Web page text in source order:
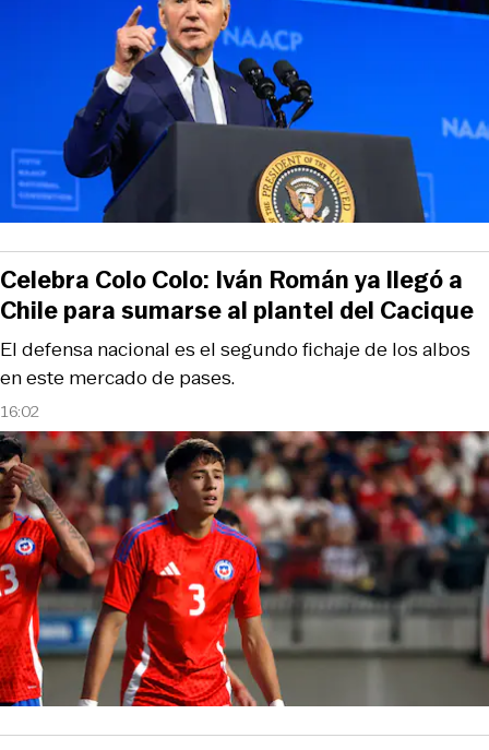
16:02
El defensa nacional es el segundo fichaje de los albos
en este mercado de pases.
Celebra Colo Colo: Iván Román ya llegó a
Chile para sumarse al plantel del Cacique